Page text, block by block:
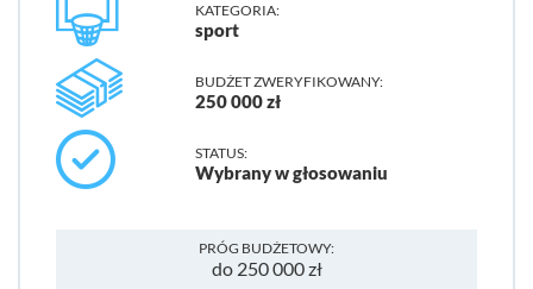
KATEGORIA:
sport
BUDŻET ZWERYFIKOWANY:
250 000 zł
STATUS:
Wybrany w głosowaniu
PRÓG BUDŻETOWY:
do 250 000 zł